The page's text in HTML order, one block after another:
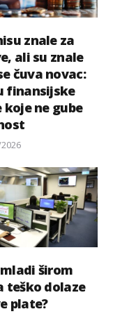
znale za
ali su znale
čuva novac:
finansijske
koje ne gube
širom
teško dolaze
plate?